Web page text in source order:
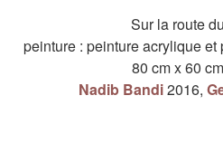
Sur la route
peinture: peinture acryliqueet
80 cmx60 cm
Nadib Bandi2016,